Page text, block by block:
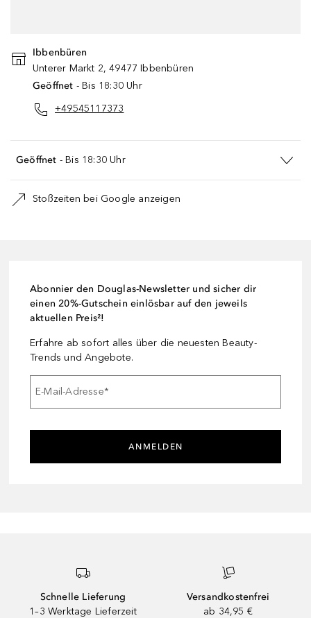
Ibbenbüren
Unterer Markt 2, 49477 Ibbenbüren
Geöffnet - Bis 18:30 Uhr
+49545117373
Geöffnet - Bis 18:30 Uhr
Stoßzeiten bei Google anzeigen
DATENSCHUTZEINSTELLUNGEN
Abonnier den Douglas-Newsletter und sicher dir
einen 20%-Gutschein einlösbar auf den jeweils
aktuellen Preis²!
Erfahre ab sofort alles über die neuesten Beauty-
Trends und Angebote.
E-Mail-Adresse*
ANMELDEN
Schnelle Lieferung
1–3 Werktage Lieferzeit
Versandkostenfrei
ab 34,95 €